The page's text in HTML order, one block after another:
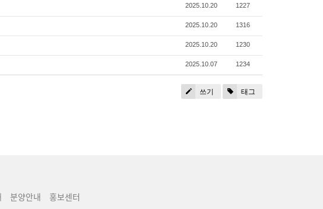
2025.10.20 1227
2025.10.20 1316
2025.10.20 1230
2025.10.07 1234
쓰기 태그
분양안내 홍보센터